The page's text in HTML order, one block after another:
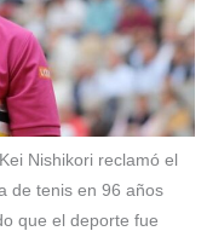
Nishikori reclamó el
de tenis en 96 años
que el deporte fue